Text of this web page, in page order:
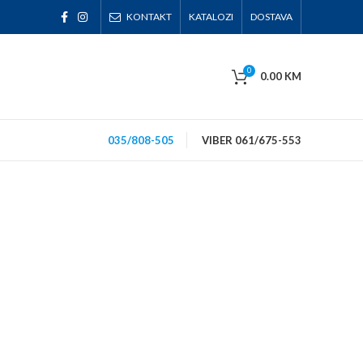
KONTAKT KATALOZI DOSTAVA
0 0.00 KM
035/808-505 VIBER 061/675-553